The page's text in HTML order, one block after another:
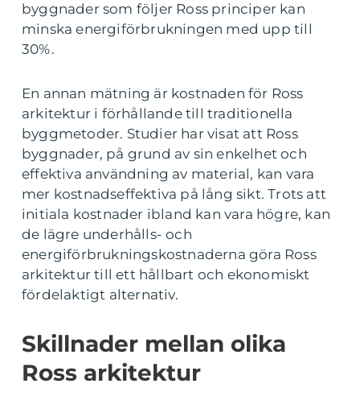
byggnader som följer Ross principer kan
minska energiförbrukningen med upp till
30%.
En annan mätning är kostnaden för Ross
arkitektur i förhållande till traditionella
byggmetoder. Studier har visat att Ross
byggnader, på grund av sin enkelhet och
effektiva användning av material, kan vara
mer kostnadseffektiva på lång sikt. Trots att
initiala kostnader ibland kan vara högre, kan
de lägre underhålls- och
energiförbrukningskostnaderna göra Ross
arkitektur till ett hållbart och ekonomiskt
fördelaktigt alternativ.
Skillnader mellan olika
Ross arkitektur